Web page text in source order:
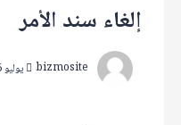
إلغاء سند الأمر
bizmosite يوليو 26, 2025